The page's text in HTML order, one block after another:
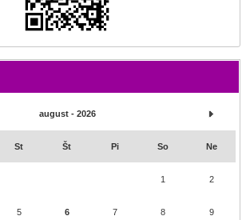
august - 2026
St Št Pi So Ne
1 2
5 6 7 8 9